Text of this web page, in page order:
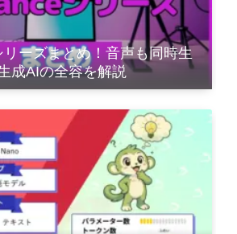
ーズまとめ！音声も同時生
成AIの全容を解説